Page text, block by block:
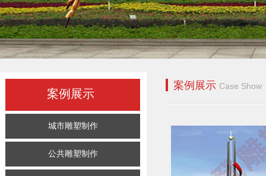
案例展示
城市雕塑制作
公共雕塑制作
案例展示 Case Show